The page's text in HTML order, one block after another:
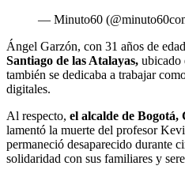
— Minuto60
Ángel Garzón, con 31 años de
Santiago de las Atalayas, ubicado
también se dedicaba a trabajar
digitales.
Al respecto, el alcalde de
lamentó la muerte del profesor
permaneció desaparecido durante
solidaridad con sus familiares y